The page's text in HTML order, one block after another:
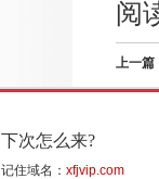
阅
上一篇
下次怎么来?
记住域名： xfjvip.com